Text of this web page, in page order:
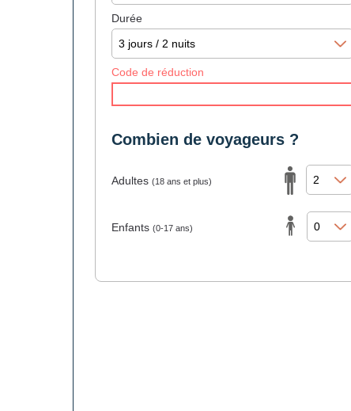
Durée
Code de réduction
Combien de voyageurs ?
Adultes (18 ans et plus)
Enfants (0-17 ans)